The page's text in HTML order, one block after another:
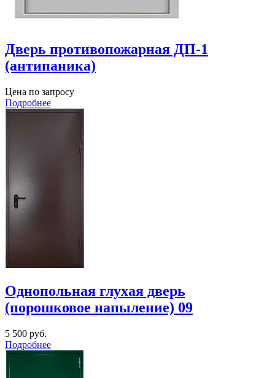
Дверь противопожарная ДП-1
(антипаника)
Цена по запросу
Подробнее
Однопольная глухая дверь
(порошковое напыление) 09
5 500 руб.
Подробнее